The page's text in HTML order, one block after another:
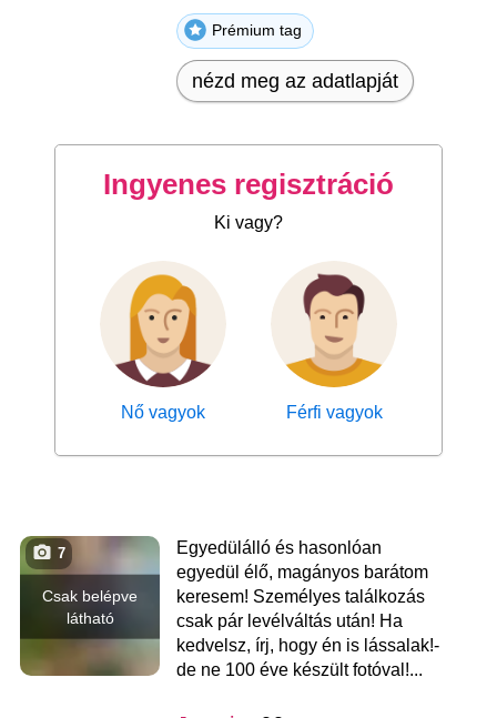
Prémium tag
nézd meg az adatlapját
Ingyenes regisztráció
Ki vagy?
Nő vagyok Férfi vagyok
Csak belépve
látható
7
Egyedülálló és hasonlóan
egyedül élő, magányos barátom
keresem! Személyes találkozás
csak pár levélváltás után! Ha
kedvelsz, írj, hogy én is lássalak!-
de ne 100 éve készült fotóval!...